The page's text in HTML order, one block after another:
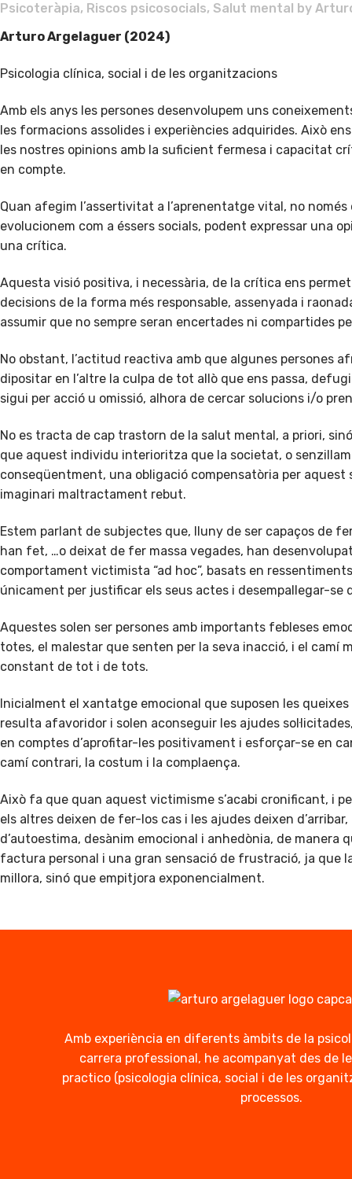
Psicoteràpia, Riscos psicosocials, Salut mental by
Arturo Argelaguer (2024)
Psicologia clínica, social i de les organitzacions
Amb els anys les persones desenvolupem uns
les formacions assolides i experiències adquirides. Això
les nostres opinions amb la suficient fermesa i capacitat
en compte.
Quan afegim l’assertivitat a l’aprenentatge vital, no
evolucionem com a éssers socials, podent expressar una
una crítica.
Aquesta visió positiva, i necessària, de la crítica ens
decisions de la forma més responsable, assenyada i
assumir que no sempre seran encertades ni compartides
No obstant, l’actitud reactiva amb que algunes persones
dipositar en l’altre la culpa de tot allò que ens passa,
sigui per acció u omissió, alhora de cercar solucions i/o
No es tracta de cap trastorn de la salut mental, a priori,
que aquest individu interioritza que la societat, o
conseqüentment, una obligació compensatòria per
imaginari maltractament rebut.
Estem parlant de subjectes que, lluny de ser capaços de
han fet, …o deixat de fer massa vegades, han
comportament victimista “ad hoc”, basats en
únicament per justificar els seus actes i desempallegar-se
Aquestes solen ser persones amb importants febleses
totes, el malestar que senten per la seva inacció, i el camí
constant de tot i de tots.
Inicialment el xantatge emocional que suposen les
resulta afavoridor i solen aconseguir les ajudes
en comptes d’aprofitar-les positivament i esforçar-se en
camí contrari, la costum i la complaença.
Això fa que quan aquest victimisme s’acabi cronificant, i
els altres deixen de fer-los cas i les ajudes deixen
d’autoestima, desànim emocional i anhedònia, de manera
factura personal i una gran sensació de frustració, ja que
millora, sinó que empitjora exponencialment.
Amb experiència en diferents àmbits de la
carrera professional, he acompanyat des de
practico (psicologia clínica, social i de les
processos.